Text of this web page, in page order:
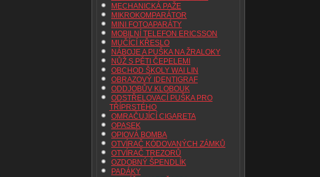
MECHANICKÁ PAŽE
MIKROKOMPARÁTOR
MINI FOTOAPARÁTY
MOBILNÍ TELEFON ERICSSON
MUČÍCÍ KŘESLO
NÁBOJE A PUŠKA NA ŽRALOKY
NŮŽ S PĚTI ČEPELEMI
OBCHOD ŠKOLY WAI LIN
OBRAZOVÝ IDENTIGRAF
ODDJOBŮV KLOBOUK
ODSTŘELOVACÍ PUŠKA PRO
TŘÍPRSTÉHO
OMRAČUJÍCÍ CIGARETA
OPASEK
OPIOVÁ BOMBA
OTVÍRAČ KÓDOVANÝCH ZÁMKŮ
OTVÍRAČ TREZORŮ
OZDOBNÝ ŠPENDLÍK
PADÁKY